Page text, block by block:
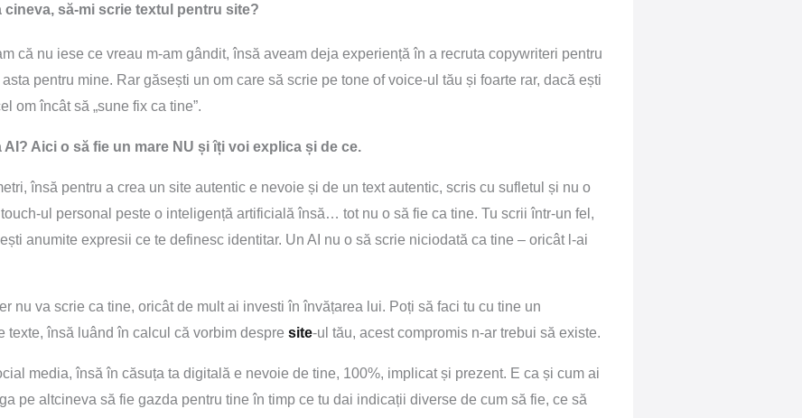
cineva, să-mi scrie textul pentru site?
că nu iese ce vreau m-am gândit, însă aveam deja experiență în a recruta copywriteri pentru
pentru mine. Rar găsești un om care să scrie pe tone of voice-ul tău și foarte rar, dacă ești
om încât să „sune fix ca tine”.
Aici o să fie un mare NU și îți voi explica și de ce.
însă pentru a crea un site autentic e nevoie și de un text autentic, scris cu sufletul și nu o
ul personal peste o inteligență artificială însă… tot nu o să fie ca tine. Tu scrii într-un fel,
anumite expresii ce te definesc identitar. Un AI nu o să scrie niciodată ca tine – oricât l-ai
nu va scrie ca tine, oricât de mult ai investi în învățarea lui. Poți să faci tu cu tine un
texte, însă luând în calcul că vorbim despre site-ul tău, acest compromis n-ar trebui să existe.
media, însă în căsuța ta digitală e nevoie de tine, 100%, implicat și prezent. E ca și cum ai
pe altcineva să fie gazda pentru tine în timp ce tu dai indicații diverse de cum să fie, ce să